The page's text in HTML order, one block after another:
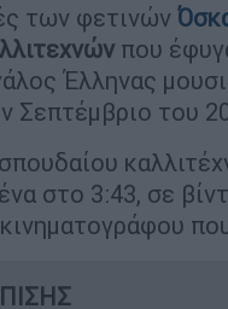
των φετινών
που
Έλληνας
Σεπτέμβριο του
στο 3:43, σε